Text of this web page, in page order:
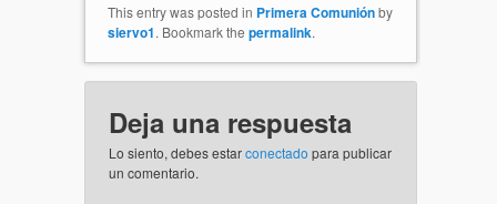
This entry was posted in Primera Comuniónby
siervo1. Bookmark the permalink.
Deja una respuesta
Lo siento, debes estarconectado para publicar
un comentario.